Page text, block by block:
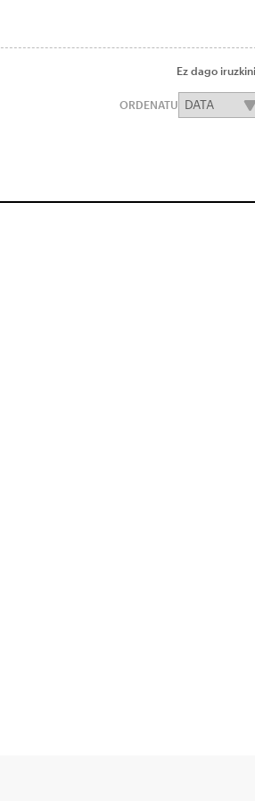
Ez dago
ORDENATU